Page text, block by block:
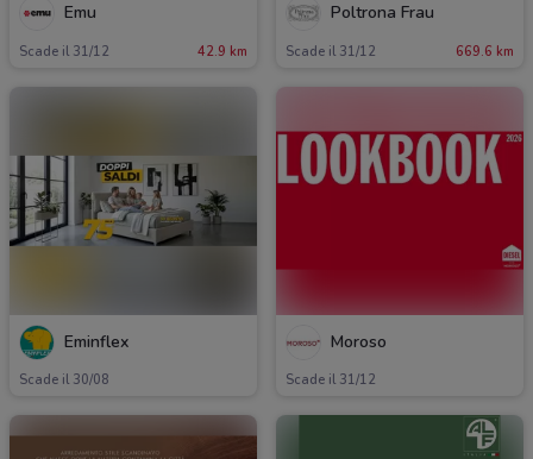
Emu
Scade il 31/12 42.9 km
Poltrona Frau
Scade il 31/12 669.6 km
Eminflex
Scade il 30/08
Moroso
Scade il 31/12